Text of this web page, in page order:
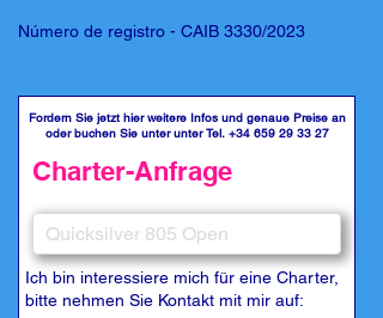
Número de registro - CAIB 3330/2023
Fordern Sie jetzt hier weitere Infos und genaue Preise an
oder buchen Sie unter unter Tel. +34 659 29 33 27
Charter-Anfrage
Ich bin interessiere mich für eine Charter,
bitte nehmen Sie Kontakt mit mir auf: